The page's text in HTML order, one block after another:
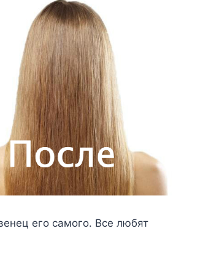
его самого. Все любят